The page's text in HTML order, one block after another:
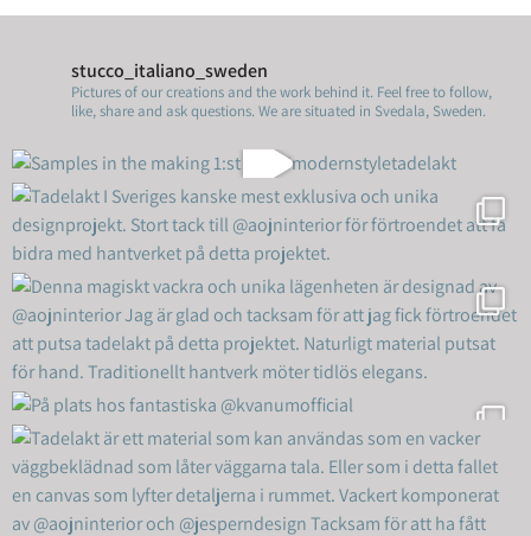
stucco_italiano_sweden
Pictures of our creations and the work behind it. Feel free to follow,
like, share and ask questions. We are situated in Svedala, Sweden.